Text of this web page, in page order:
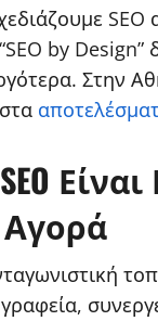
by
Στην